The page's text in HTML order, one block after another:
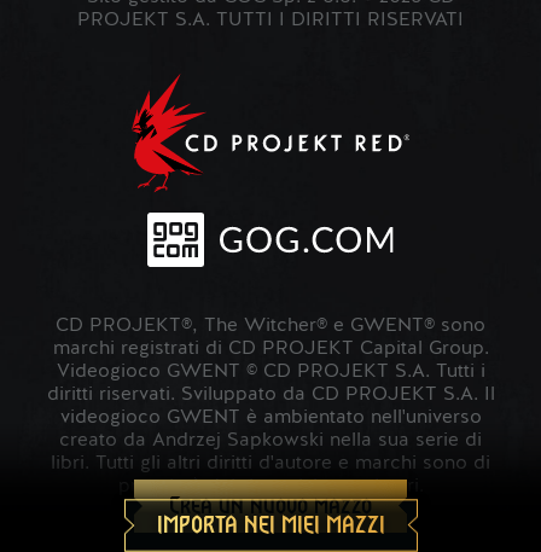
Crea un nuovo mazzo
IMPORTA NEI MIEI MAZZI
PROJEKT S.A. TUTTI I DIRITTI RISERVATI
CD PROJEKT®, The Witcher® e GWENT® sono
marchi registrati di CD PROJEKT Capital Group.
Videogioco GWENT © CD PROJEKT S.A. Tutti i
diritti riservati. Sviluppato da CD PROJEKT S.A. Il
videogioco GWENT è ambientato nell'universo
creato da Andrzej Sapkowski nella sua serie di
libri. Tutti gli altri diritti d'autore e marchi sono di
proprietà dei rispettivi proprietari.